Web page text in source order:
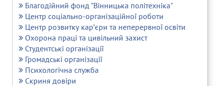
Благодійний фонд "Вінницька політехніка"
Центр соціально-організаційної роботи
Центр розвитку кар’єри та неперервної освіти
Охорона праці та цивільний захист
Студентські організації
Громадські організації
Психологічна служба
Скриня довіри